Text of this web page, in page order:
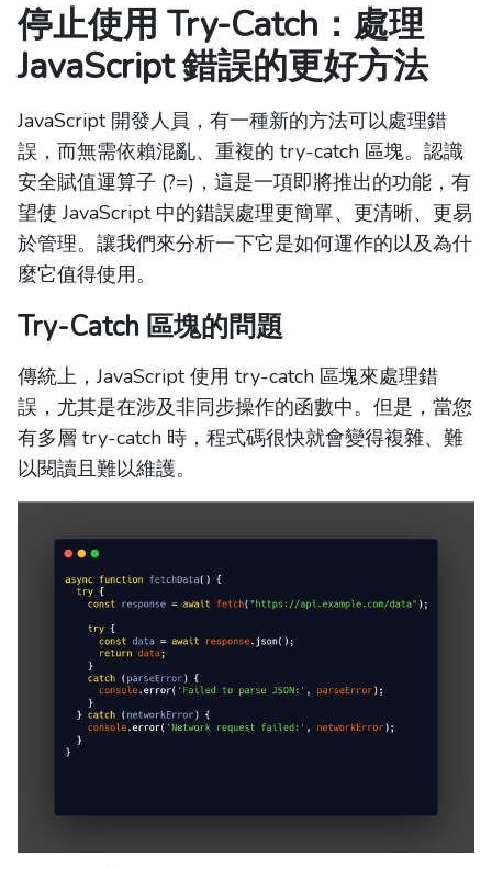
停止使用 Try-Catch：處理
JavaScript 錯誤的更好方法
JavaScript 開發人員，有一種新的方法可以處理錯
誤，而無需依賴混亂、重複的 try-catch 區塊。認識
安全賦值運算子 (?=)，這是一項即將推出的功能，有
望使 JavaScript 中的錯誤處理更簡單、更清晰、更易
於管理。讓我們來分析一下它是如何運作的以及為什
麼它值得使用。
Try-Catch 區塊的問題
傳統上，JavaScript 使用 try-catch 區塊來處理錯
誤，尤其是在涉及非同步操作的函數中。但是，當您
有多層 try-catch 時，程式碼很快就會變得複雜、難
以閱讀且難以維護。